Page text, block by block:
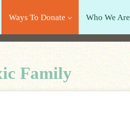
Ways To Donate Who We Are
Family